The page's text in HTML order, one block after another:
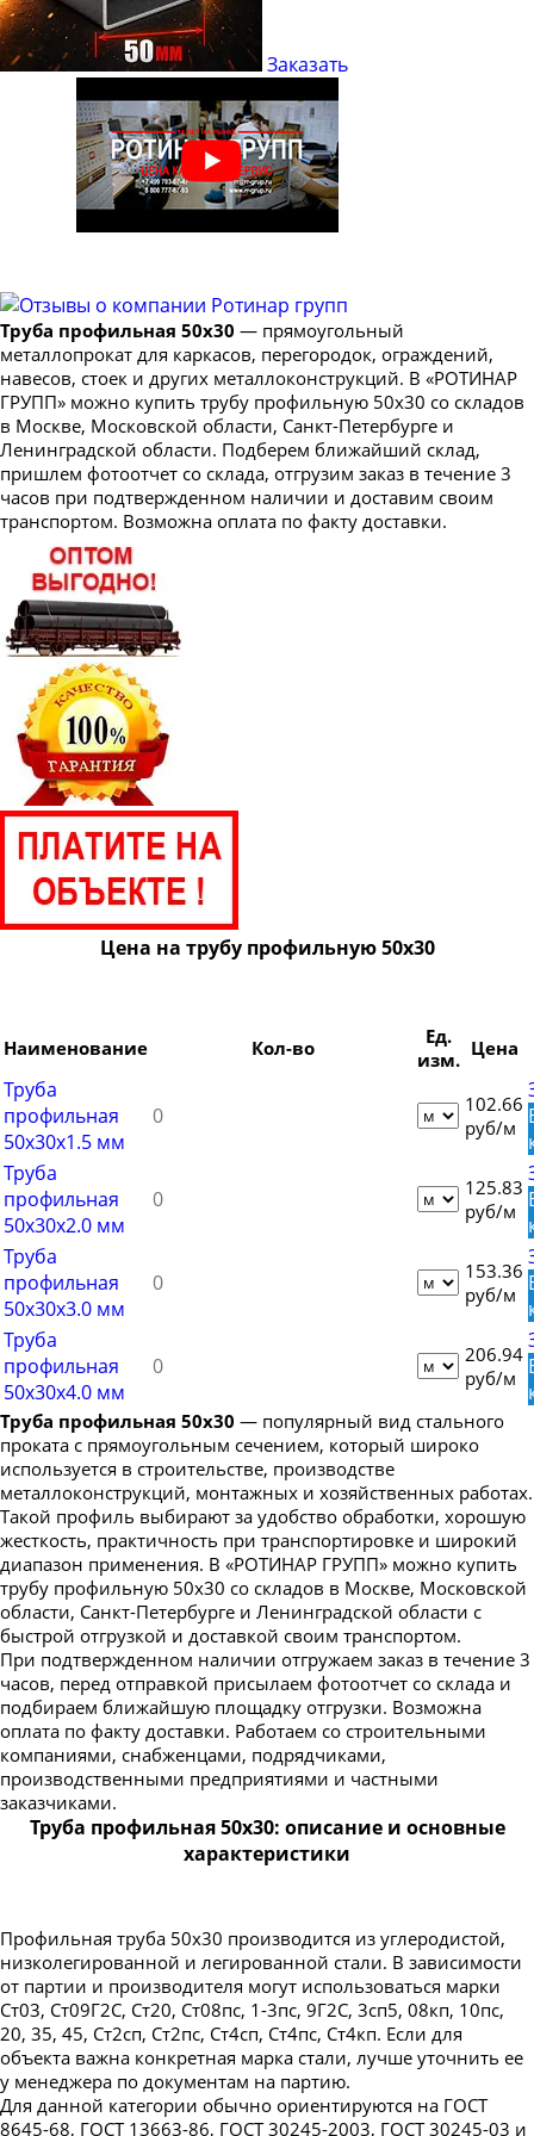
Труба профильная 40х25
Труба профильная 50х20
Труба профильная 50х25
Труба профильная 50х40
Труба профильная 60х20
Труба профильная 70х20
Труба профильная 70х30
Труба профильная 70х40
Труба профильная 70х50
Труба профильная 80х30
Труба профильная 80х40
Труба профильная 80х60
Труба профильная 100х40
Труба профильная 100х50
Труба профильная 100х60
Труба профильная 100х80
Труба профильная 110х30
Труба профильная 120х30
Труба профильная 120х40
Труба профильная 120х50
Труба профильная 120х60
Труба профильная 120х80
Труба профильная 140х60
Труба профильная 140х80
Труба профильная 140х120
Труба профильная 150х100
Труба профильная 160х80
Труба профильная 160х120
Труба профильная 180х60
Труба профильная 180х100
Труба профильная 180х120
Труба профильная 180х125
Труба профильная 180х140
Труба профильная 200х100
Труба профильная 200х120
Труба профильная 200х160
Труба профильная 220х100
Труба профильная 230х100
Труба профильная 240х120
Труба профильная 240х160
Труба профильная 250х150
Труба профильная 300х100
Труба профильная 300х200
Заказать
Труба профильная 50х30 — прямоугольный
металлопрокат для каркасов, перегородок, ограждений,
навесов, стоек и других металлоконструкций. В «РОТИНАР
ГРУПП» можно купить трубу профильную 50х30 со складов
в Москве, Московской области, Санкт-Петербурге и
Ленинградской области. Подберем ближайший склад,
пришлем фотоотчет со склада, отгрузим заказ в течение 3
часов при подтвержденном наличии и доставим своим
транспортом. Возможна оплата по факту доставки.
Цена на трубу профильную 50х30
Наименование Кол-во
Ед.
изм. Цена
Труба
профильная
50х30х1.5 мм
102.66
руб/м
Труба
профильная
50х30х2.0 мм
125.83
руб/м
Труба
профильная
50х30х3.0 мм
153.36
руб/м
Труба
профильная
50х30х4.0 мм
206.94
руб/м
Труба профильная 50х30 — популярный вид стального
проката с прямоугольным сечением, который широко
используется в строительстве, производстве
металлоконструкций, монтажных и хозяйственных работах.
Такой профиль выбирают за удобство обработки, хорошую
жесткость, практичность при транспортировке и широкий
диапазон применения. В «РОТИНАР ГРУПП» можно купить
трубу профильную 50х30 со складов в Москве, Московской
области, Санкт-Петербурге и Ленинградской области с
быстрой отгрузкой и доставкой своим транспортом.
При подтвержденном наличии отгружаем заказ в течение 3
часов, перед отправкой присылаем фотоотчет со склада и
подбираем ближайшую площадку отгрузки. Возможна
оплата по факту доставки. Работаем со строительными
компаниями, снабженцами, подрядчиками,
производственными предприятиями и частными
заказчиками.
Труба профильная 50х30: описание и основные
характеристики
Профильная труба 50х30 производится из углеродистой,
низколегированной и легированной стали. В зависимости
от партии и производителя могут использоваться марки
Ст03, Ст09Г2С, Ст20, Ст08пс, 1-3пс, 9Г2С, 3сп5, 08кп, 10пс,
20, 35, 45, Ст2сп, Ст2пс, Ст4сп, Ст4пс, Ст4кп. Если для
объекта важна конкретная марка стали, лучше уточнить ее
у менеджера по документам на партию.
Для данной категории обычно ориентируются на ГОСТ
8645-68, ГОСТ 13663-86, ГОСТ 30245-2003, ГОСТ 30245-03 и